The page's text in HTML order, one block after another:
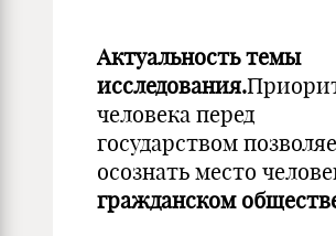
Актуальность темы
исследования.
человека перед
государством
осознать место
гражданском